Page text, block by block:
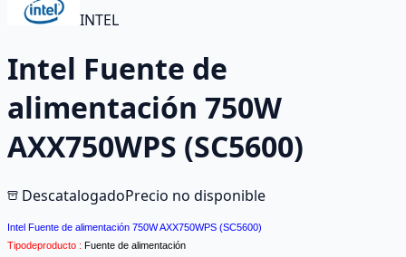
INTEL
Intel Fuente de
alimentación 750W
AXX750WPS (SC5600)
DescatalogadoPrecio no disponible
Intel Fuente de alimentación 750W AXX750WPS (SC5600)
Tipodeproducto : Fuente de alimentación